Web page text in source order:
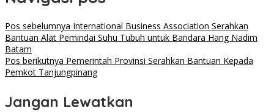
Pos sebelumnya International Business Association Serahkan
Bantuan Alat Pemindai Suhu Tubuh untuk Bandara Hang Nadim
Batam
Pos berikutnya Pemerintah Provinsi Serahkan Bantuan Kepada
Pemkot Tanjungpinang
Jangan Lewatkan